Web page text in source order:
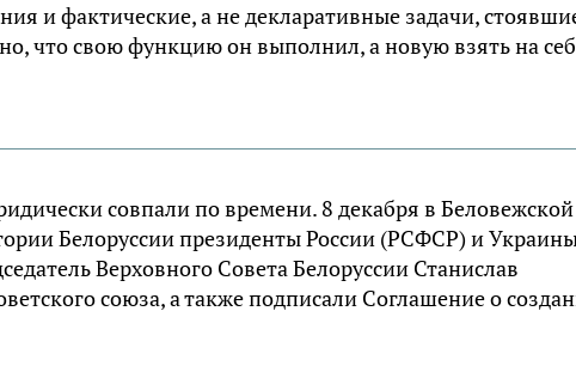
и фактические, а не декларативные задачи,
что свою функцию он выполнил, а новую взять на
совпали по времени. 8 декабря в Беловежской
Белоруссии президенты России (РСФСР) и
Верховного Совета Белоруссии Станислав
союза, а также подписали Соглашение о